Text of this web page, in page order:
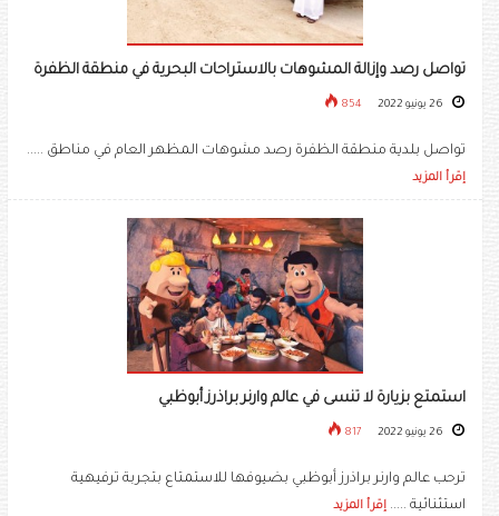
تواصل رصد وإزالة المشوهات بالاستراحات البحرية في منطقة الظفرة
854
تواصل بلدية منطقة الظفرة رصد مشوهات المظهر العام في مناطق .....
إقرأ المزيد
استمتع بزيارة لا تنسى في عالم وارنر براذرز أبوظبي
817
ترحب عالم وارنر براذرز أبوظبي بضيوفها للاستمتاع بتجربة ترفيهية
استثنائية ..... إقرأ المزيد